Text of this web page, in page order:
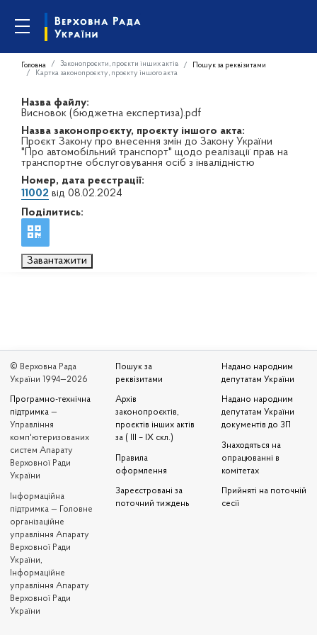
Головна Законопроєкти, проєкти інших актів
Пошук за реквізитами
Картка законопроєкту, проєкту іншого акта
Назва файлу:
Висновок (бюджетна експертиза).pdf
Назва законопроєкту, проєкту іншого акта:
Проєкт Закону про внесення змін до Закону України
"Про автомобільний транспорт" щодо реалізації прав на
транспортне обслуговування осіб з інвалідністю
Номер, дата реєстрації:
11002 від 08.02.2024
Поділитись:
Завантажити
© Верховна Рада
України 1994—2026
Програмно-технічна
підтримка —
Управління
комп'ютеризованих
систем Апарату
Верховної Ради
України
Iнформаційна
підтримка — Головне
організаційне
управління Апарату
Верховної Ради
України,
Інформаційне
управління Апарату
Верховної Ради
України
Пошук за
реквізитами
Архів
законопроєктів,
проєктів інших актів
за ( III – IX скл.)
Правила
оформлення
Зареєстровані за
поточний тиждень
Надано народним
депутатам України
Надано народним
депутатам України
документів до ЗП
Знаходяться на
опрацюванні в
комітетах
Прийняті на поточній
сесії